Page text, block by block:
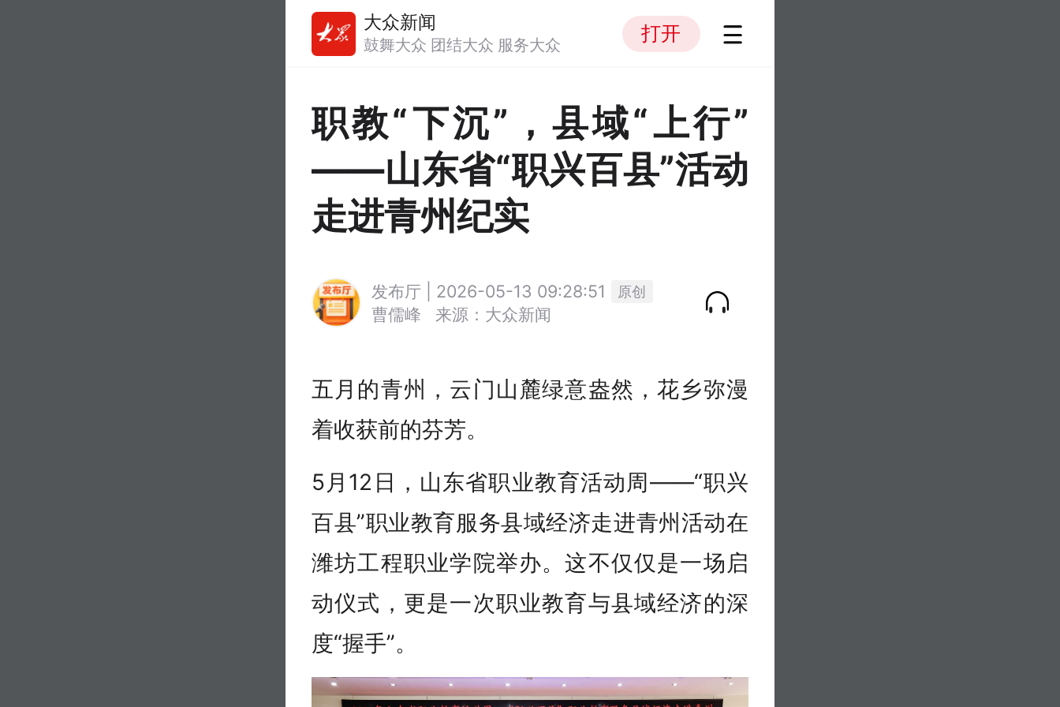
大众新闻
鼓舞大众 团结大众 服务大众 打开
职教“下沉”，县域“上行”
——山东省“职兴百县”活动
走进青州纪实
发布厅 | 2026-05-13 09:28:51 原创
曹儒峰 来源：大众新闻
五月的青州，云门山麓绿意盎然，花乡弥漫
着收获前的芬芳。
5月12日，山东省职业教育活动周——“职兴
百县”职业教育服务县域经济走进青州活动在
潍坊工程职业学院举办。这不仅仅是一场启
动仪式，更是一次职业教育与县域经济的深
度“握手”。